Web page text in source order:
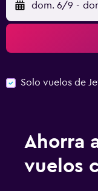
dom. 6/9 -
Solo vuelos de
Ahorra
vuelos